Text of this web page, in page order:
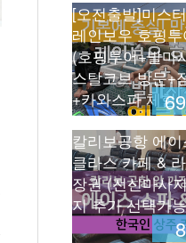
[오전출발]미스
레인보우 호핑
(호핑투어+발마
스탈코브 방문+
+카와스파 체험
칼리보공항 에
클라스 카페 &
장권 (전신마사
지 추가 선택가